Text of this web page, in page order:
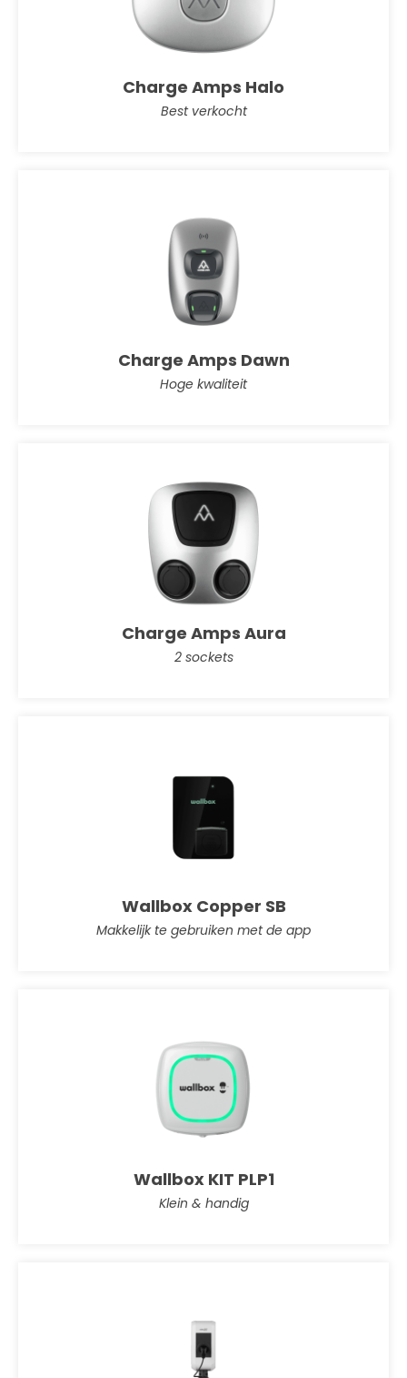
Charge Amps Halo
Best verkocht
Charge Amps Dawn
Hoge kwaliteit
Charge Amps Aura
2 sockets
Wallbox Copper SB
Makkelijk te gebruiken met de app
Wallbox KIT PLP1
Klein & handig